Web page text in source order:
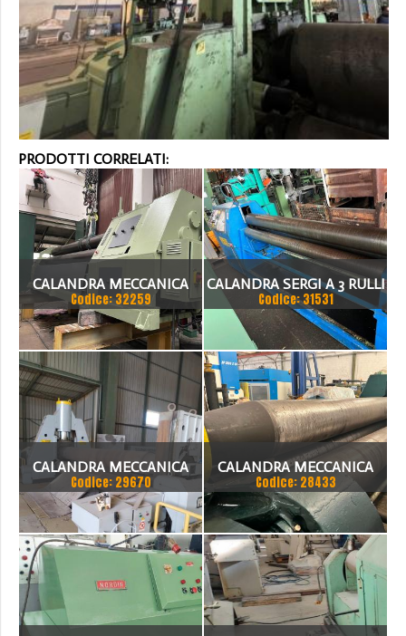
PRODOTTI CORRELATI:
CALANDRA MECCANICA
4000 X 10MM
Codice: 32259
CALANDRA SERGI A 3 RULLI
DA2000X4 CIRCA
MECCANICA
Codice: 31531
CALANDRA MECCANICA
FRORIEP 4000X40 A 3
RULLI E RULLO SPECIALE
PESO CIRCA 85 TON
Codice: 29670
CALANDRA MECCANICA
MARIANI L=2500MM X
22MM
Codice: 28433